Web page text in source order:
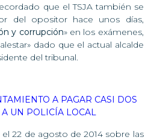
que el TSJA también se
del opositor hace unos días,
y corrupción» en los exámenes,
dado que el actual alcalde
del tribunal.
A PAGAR CASI DOS
A UN POLICÍA LOCAL
22 de agosto de 2014 sobre las